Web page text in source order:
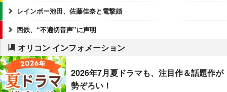
レインボー池田、佐藤佳奈と電撃婚
西鉄、“不適切音声”に声明
オリコン インフォメーション
2026年7月夏ドラマも、注目作＆話題作が
勢ぞろい！